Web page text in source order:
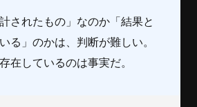
されたもの」なのか「結果と
る」のかは、判断が難しい。
在しているのは事実だ。